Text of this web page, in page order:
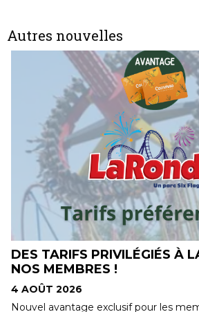
Autres nouvelles
VENEZ NOMBREUX À LA
DU PARC CHAMPIGNY DE ST-
CHRYSOSTOME !
4 AOÛT 2026